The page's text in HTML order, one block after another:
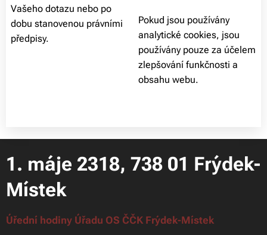
Vašeho dotazu nebo po
dobu stanovenou právními
předpisy.
Pokud jsou používány
analytické cookies, jsou
používány pouze za účelem
zlepšování funkčnosti a
obsahu webu.
1. máje 2318, 738 01 Frýdek-
Místek
Úřední hodiny Úřadu OS ČČK Frýdek-Místek